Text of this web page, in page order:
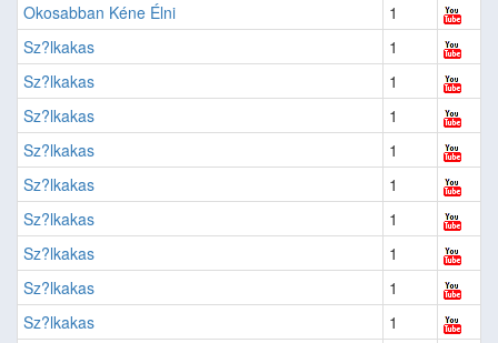
Okosabban Kéne Élni
1
Sz?lkakas
1
Sz?lkakas
1
Sz?lkakas
1
Sz?lkakas
1
Sz?lkakas
1
Sz?lkakas
1
Sz?lkakas
1
Sz?lkakas
1
Sz?lkakas
1